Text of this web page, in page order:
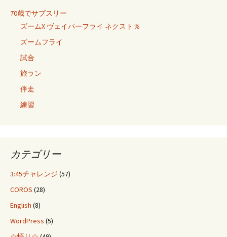
70歳でサブスリー
ズームX ヴェイパーフライ ネクスト％
ズームフライ
試合
旅ラン
伴走
練習
カテゴリー
3:45チャレンジ (57)
COROS (28)
English (8)
WordPress (5)